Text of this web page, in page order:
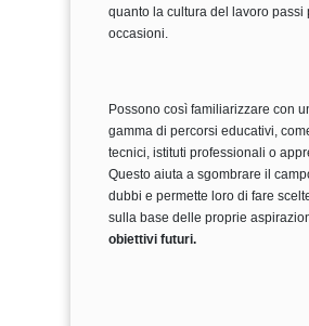
quanto la cultura del lavoro passi
occasioni.
Possono così familiarizzare con
gamma di percorsi educativi,
tecnici, istituti professionali o
Questo aiuta a sgombrare il
dubbi e permette loro di fare
sulla base delle proprie
obiettivi futuri.